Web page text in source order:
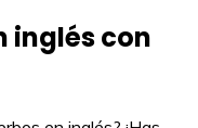
inglés con